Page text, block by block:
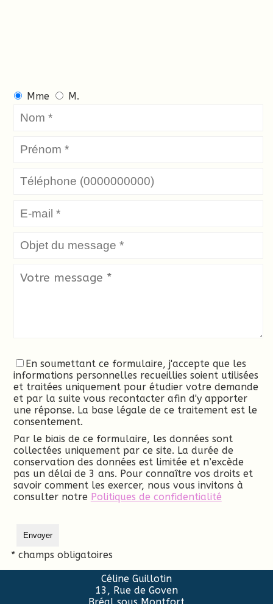
Mme M.
En soumettant ce formulaire, j'accepte que les
informations personnelles recueillies soient utilisées
et traitées uniquement pour étudier votre demande
et par la suite vous recontacter afin d'y apporter
une réponse. La base légale de ce traitement est le
consentement.
Par le biais de ce formulaire, les données sont
collectées uniquement par ce site. La durée de
conservation des données est limitée et n’excède
pas un délai de 3 ans. Pour connaître vos droits et
savoir comment les exercer, nous vous invitons à
consulter notre Politiques de confidentialité
* champs obligatoires
Céline Guillotin
13, Rue de Goven
Bréal sous Montfort